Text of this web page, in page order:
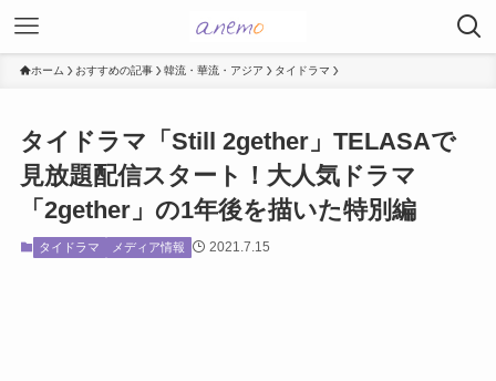
ホーム おすすめの記事 韓流・華流・アジア タイドラマ
タイドラマ「Still 2gether」TELASAで
見放題配信スタート！大人気ドラマ
「2gether」の1年後を描いた特別編
タイドラマ メディア情報 2021.7.15